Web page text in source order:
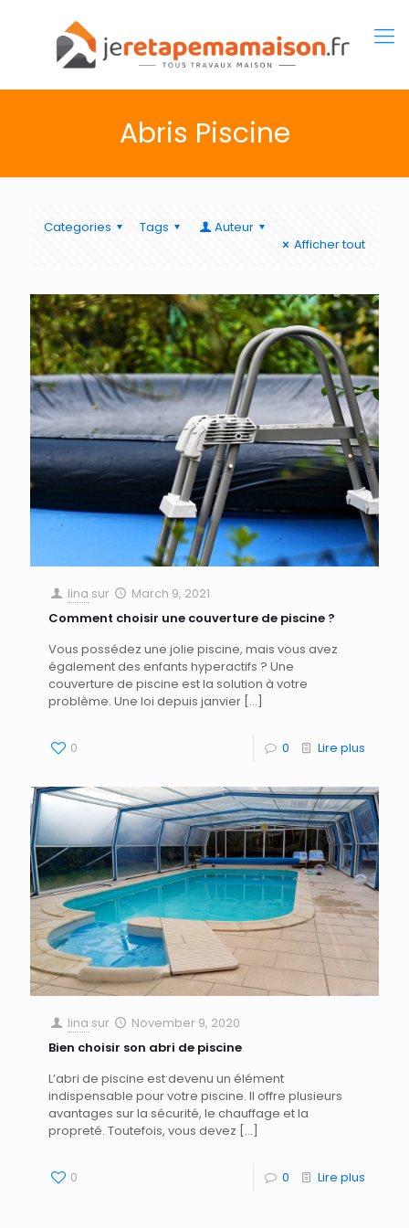
Abris Piscine
Categories Tags
Auteur
Afficher tout
lina sur
March 9, 2021
Comment choisir une couverture de piscine ?
Vous possédez une jolie piscine, mais vous avez
également des enfants hyperactifs ? Une
couverture de piscine est la solution à votre
problème. Une loi depuis janvier […]
0 0 Lire plus
lina sur
November 9, 2020
Bien choisir son abri de piscine
L’abri de piscine est devenu un élément
indispensable pour votre piscine. Il offre plusieurs
avantages sur la sécurité, le chauffage et la
propreté. Toutefois, vous devez […]
0 0 Lire plus